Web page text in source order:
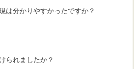
は分かりやすかったですか？
られましたか？